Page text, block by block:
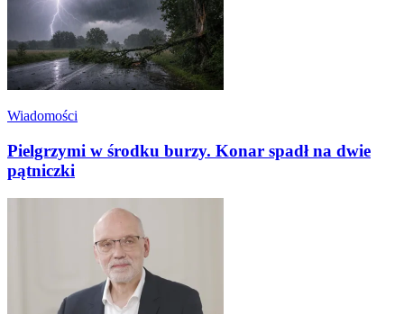
Wiadomości
Pielgrzymi w środku burzy. Konar spadł na dwie
pątniczki